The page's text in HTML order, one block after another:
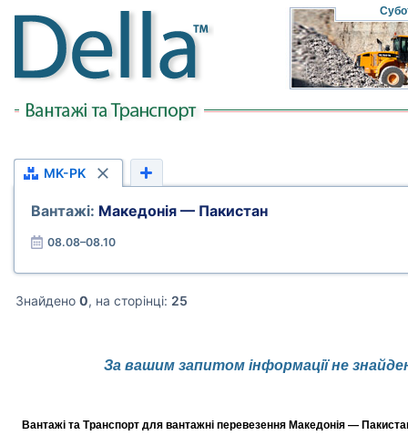
MK-PK
Вантажі: Македонія — Пакистан
08.08–08.10
Знайдено 0, на сторінці: 25
За вашим запитом інформації не
Вантажі та Транспорт для вантажні перевезення Македонія —